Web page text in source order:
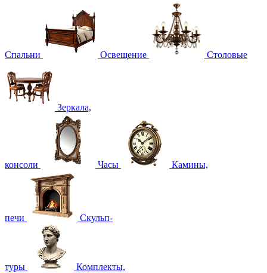
Спальни Освещение Столовые
Зеркала,
консоли Часы Камины,
печи Скульп-
туры Комплекты,